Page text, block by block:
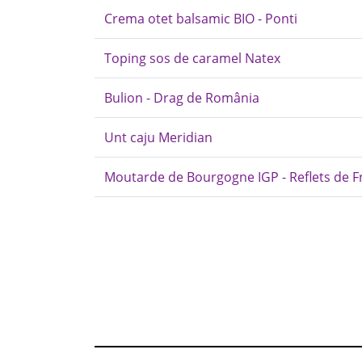
Crema otet balsamic BIO - Ponti
Toping sos de caramel Natex
Bulion - Drag de România
Unt caju Meridian
Moutarde de Bourgogne IGP - Reflets de